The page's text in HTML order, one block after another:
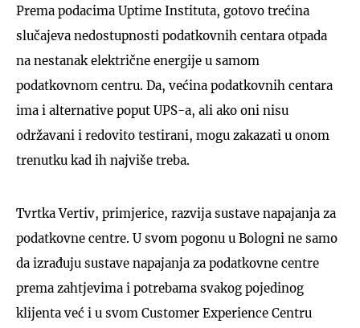
Prema podacima Uptime Instituta, gotovo trećina
slučajeva nedostupnosti podatkovnih centara otpada
na nestanak električne energije u samom
podatkovnom centru. Da, većina podatkovnih centara
ima i alternative poput UPS-a, ali ako oni nisu
održavani i redovito testirani, mogu zakazati u onom
trenutku kad ih najviše treba.
Tvrtka Vertiv, primjerice, razvija sustave napajanja za
podatkovne centre. U svom pogonu u Bologni ne samo
da izrađuju sustave napajanja za podatkovne centre
prema zahtjevima i potrebama svakog pojedinog
klijenta već i u svom Customer Experience Centru